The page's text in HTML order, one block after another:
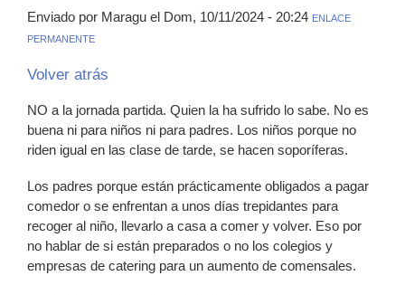
Enviado por Maragu el Dom, 10/11/2024 - 20:24 ENLACE
PERMANENTE
Volver atrás
NO a la jornada partida. Quien la ha sufrido lo sabe. No es
buena ni para niños ni para padres. Los niños porque no
riden igual en las clase de tarde, se hacen soporíferas.
Los padres porque están prácticamente obligados a pagar
comedor o se enfrentan a unos días trepidantes para
recoger al niño, llevarlo a casa a comer y volver. Eso por
no hablar de si están preparados o no los colegios y
empresas de catering para un aumento de comensales.